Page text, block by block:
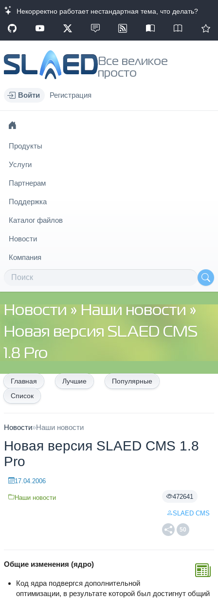
Некорректно работает нестандартная тема, что делать?
Все великое
просто
Войти Регистрация
Продукты
Услуги
Партнерам
Поддержка
Каталог файлов
Новости
Компания
Новости » Наши новости »
Новая версия SLAED CMS
1.8 Pro
Главная Лучшие
Популярные
Список
Новости»Наши новости
Новая версия SLAED CMS 1.8
Pro
472641
SLAED CMS
50
17.04.2006
Наши новости
Общие изменения (ядро)
Код ядра подвергся дополнительной
оптимизации, в результате которой был достигнут общий